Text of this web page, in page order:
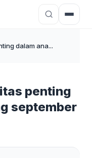
dalam ana...
penting
september